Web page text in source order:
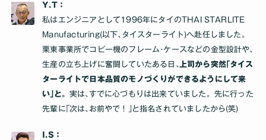
Y.T：
私はエンジニアとして1996年にタイのTHAI STARLITE
Manufacturing(以下､タイスターライト)へ赴任しました。
栗東事業所でコピー機のフレーム･ケースなどの金型設計や､
生産の立ち上げに奮闘していたある日､上司から突然｢タイス
ターライトで日本品質のモノづくりができるようにして来
い｣と。実は､すでに心づもりは出来ていました。先に行った
先輩に｢次は､お前やで！｣と指名されていましたから(笑)
I.S：